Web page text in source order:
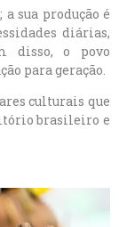
; a sua produção é
diárias,
disso, o povo
para geração.
culturais que
brasileiro e